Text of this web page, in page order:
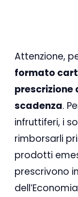
Attenzione,
formato
prescrizione
scadenza.
infruttiferi, i
rimborsarli
prodotti
prescrivono